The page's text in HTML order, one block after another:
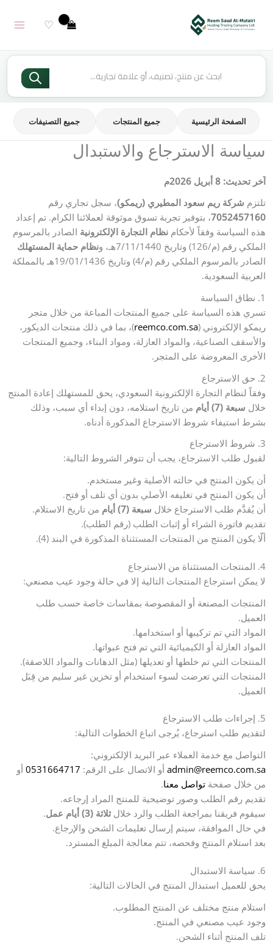
♡
Products
الصفحة الرئيسية جميع المنتجات جميع التصنيفات
سياسة الاسترجاع والاستبدال
آخر تحديث: 8 أبريل 2026م
تلتزم شركة ريم سعود المطيري (ريمكو)، سجل تجاري رقم
7052457160، بتوفير تجربة تسوق موثوقة لعملائنا الكرام. تم إعداد
هذه السياسة وفقاً لأحكام نظام التجارة الإلكترونية الصادر بالمرسوم
الملكي رقم (م/126) وتاريخ 7/11/1440هـ، و
نظام حماية المستهلك
الصادر بالمرسوم الملكي رقم (م/4) وتاريخ 19/01/1436هـ بالمملكة
العربية السعودية.
1. نطاق السياسة
تسري هذه السياسة على جميع المنتجات المباعة من خلال متجر
ريمكو الإلكتروني (reemco.com.sa)، بما في ذلك منتجات الديكور،
والأسقف الصناعية، والمواد العازلة، ومواد البناء، وجميع المنتجات
الأخرى المعروضة على المتجر.
2. حق الاسترجاع
وفقاً لنظام التجارة الإلكترونية السعودي، يحق للمستهلك إعادة المنتج
خلال سبعة (7) أيام
من تاريخ استلامه، دون إبداء أي سبب، وذلك
بشرط استيفاء شروط الاسترجاع المذكورة أدناه.
3. شروط الاسترجاع
لقبول طلب الاسترجاع، يجب أن تتوفر الشروط التالية:
أن يكون المنتج في حالته الأصلية وغير مستخدم.
أن يكون المنتج في تغليفه الأصلي بدون أي تلف أو فتح.
أن يُقدَّم طلب الاسترجاع خلال سبعة (7) أيام
من تاريخ الاستلام.
تقديم فاتورة الشراء أو إثبات الطلب (رقم الطلب).
ألّا يكون المنتج من المنتجات المستثناة المذكورة في البند (4).
4. المنتجات المستثناة من الاسترجاع
لا يمكن استرجاع المنتجات التالية إلا في حالة وجود عيب مصنعي:
المنتجات المصنعة أو المقصوصة بمقاسات خاصة حسب طلب
العميل.
المواد التي تم تركيبها أو استخدامها.
المواد العازلة أو الكيميائية التي تم فتح عبواتها.
المنتجات التي تم خلطها أو تعديلها (مثل الدهانات والمواد اللاصقة).
المنتجات التي تعرضت لسوء استخدام أو تخزين غير سليم من قِبَل
العميل.
5. إجراءات طلب الاسترجاع
لتقديم طلب استرجاع، يُرجى اتباع الخطوات التالية:
التواصل مع خدمة العملاء عبر البريد الإلكتروني:
admin@reemco.com.sa أو الاتصال على الرقم: 0531664717 أو
من خلال صفحة تواصل معنا.
تقديم رقم الطلب وصور توضيحية للمنتج المراد إرجاعه.
سيقوم فريقنا بمراجعة الطلب والرد خلالثلاثة (3) أيام عمل
.
في حال الموافقة، سيتم إرسال تعليمات الشحن والإرجاع.
بعد استلام المنتج وفحصه، تتم معالجة المبلغ المسترد.
6. سياسة الاستبدال
يحق للعميل استبدال المنتج في الحالات التالية:
استلام منتج مختلف عن المنتج المطلوب.
وجود عيب مصنعي في المنتج.
تلف المنتج أثناء الشحن.